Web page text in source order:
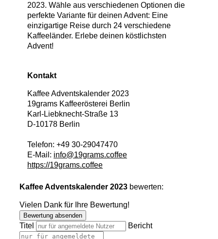
2023. Wähle aus verschiedenen Optionen die
perfekte Variante für deinen Advent: Eine
einzigartige Reise durch 24 verschiedene
Kaffeeländer. Erlebe deinen köstlichsten
Advent!
Kontakt
Kaffee Adventskalender 2023
19grams Kaffeerösterei Berlin
Karl-Liebknecht-Straße 13
D-10178 Berlin
Telefon: +49 30-29047470
E-Mail: info@19grams.coffee
https://19grams.coffee
Kaffee Adventskalender 2023 bewerten:
Vielen Dank für Ihre Bewertung!
Bewertung absenden
Titel Bericht